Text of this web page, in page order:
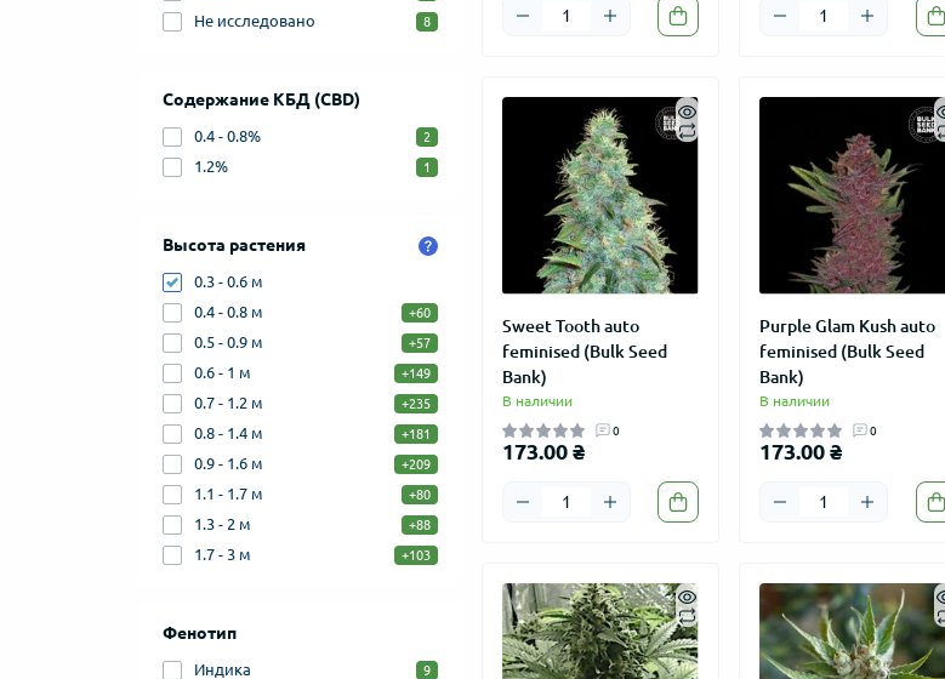
Не исследовано 8
Содержание КБД (CBD)
0.4 - 0.8% 2
1.2% 1
Высота растения
0.3 - 0.6 м
0.4 - 0.8 м
+60
0.5 - 0.9 м +57
0.6 - 1 м +149
0.7 - 1.2 м +235
0.8 - 1.4 м +181
0.9 - 1.6 м +209
1.1 - 1.7 м +80
1.3 - 2 м +88
1.7 - 3 м +103
Фенотип
Индика 9
Sweet Tooth auto
feminised (Bulk Seed
Bank)
В наличии
0
173.00 ₴
Purple Glam Kush auto
feminised (Bulk Seed
Bank)
В наличии
0
173.00 ₴